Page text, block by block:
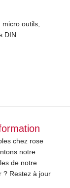
micro outils,
DIN
chez rose
notre
de notre
? Restez à jour